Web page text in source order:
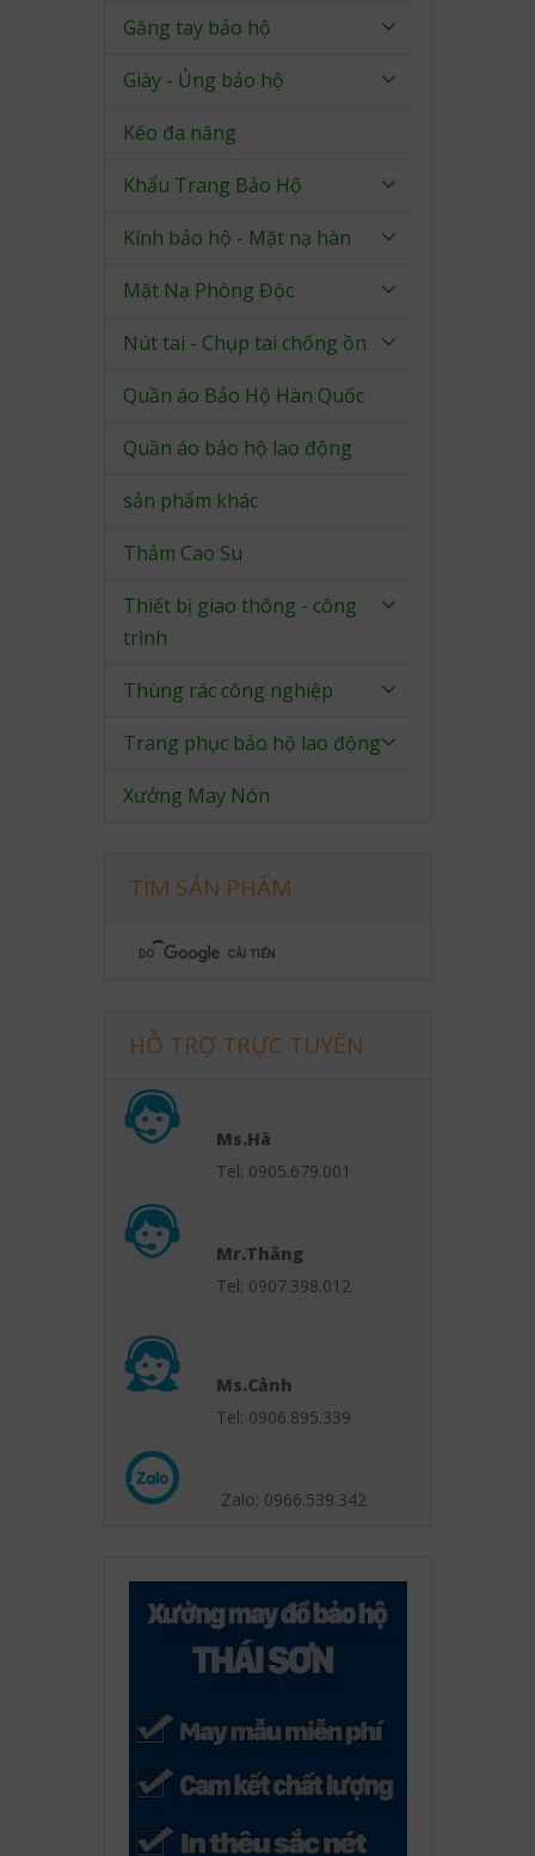
Găng tay bảo hộ
Giày - Ủng bảo hộ
Kéo đa năng
Khẩu Trang Bảo Hộ
Kính bảo hộ - Mặt nạ hàn
Mặt Nạ Phòng Độc
Nút tai - Chụp tai chống ồn
Quần áo Bảo Hộ Hàn Quốc
Quần áo bảo hộ lao động
sản phẩm khác
Thảm Cao Su
Thiết bị giao thông - công
trình
Thùng rác công nghiệp
Trang phục bảo hộ lao động
Xưởng May Nón
TÌM SẢN PHẨM
HỖ TRỢ TRỰC TUYẾN
Ms.Hà
Tel: 0905.679.001
Mr.Thắng
Tel: 0907.398.012
Ms.Cảnh
Tel: 0906.895.339
Zalo: 0966.539.342